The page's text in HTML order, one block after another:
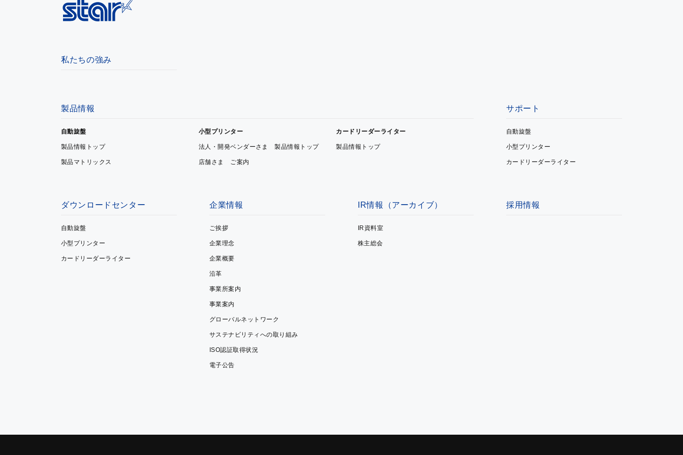
私たちの強み
製品情報
自動旋盤
製品情報トップ
製品マトリックス
小型プリンター
法人・開発ベンダーさま 製品情報トップ
店舗さま ご案内
カードリーダーライター
製品情報トップ
サポート
自動旋盤
小型プリンター
カードリーダーライター
ダウンロードセンター
自動旋盤
小型プリンター
カードリーダーライター
企業情報
ご挨拶
企業理念
企業概要
沿革
事業所案内
事業案内
グローバルネットワーク
サステナビリティへの取り組み
ISO認証取得状況
電子公告
IR情報（アーカイブ）
IR資料室
株主総会
採用情報